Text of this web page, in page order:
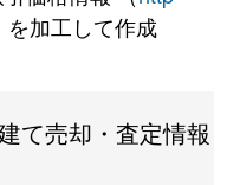
を加工して作成
て売却・査定情報